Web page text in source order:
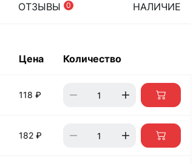
ОТЗЫВЫ 0 НАЛИЧИЕ
Цена Количество
118 ₽
182 ₽